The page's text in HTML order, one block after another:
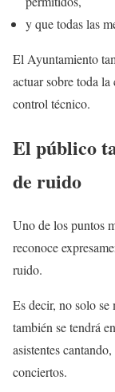
y que todas las
El Ayuntamiento
actuar sobre toda
control técnico.
El público
de ruido
Uno de los puntos
reconoce
ruido.
Es decir, no solo se
también se tendrá
asistentes
conciertos.